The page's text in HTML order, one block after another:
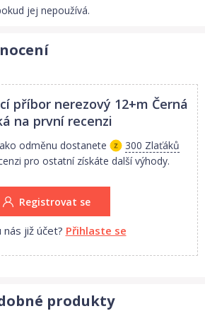
jej nepoužívá.
příbor nerezový 12+m Černá
na první recenzi
odměnu dostanete
300 Zlaťáků
pro ostatní získáte další výhody.
Registrovat se
nás již účet? Přihlaste se
produkty